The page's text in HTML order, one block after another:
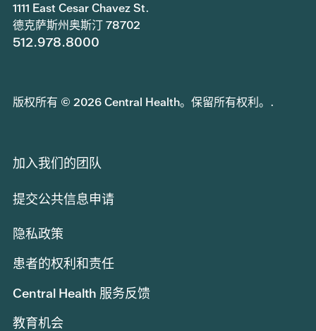
1111 East Cesar Chavez St.
德克萨斯州奥斯汀 78702
512.978.8000
版权所有 © 2026 Central Health。保留所有权利。.
加入我们的团队
提交公共信息申请
隐私政策
患者的权利和责任
Central Health 服务反馈
教育机会